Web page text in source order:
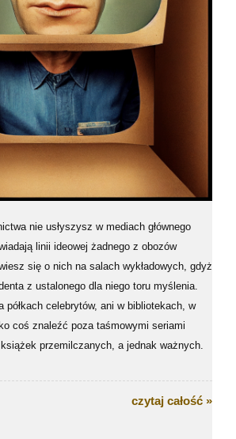
nie usłyszysz w mediach głównego
linii ideowej żadnego z obozów
się o nich na salach wykładowych, gdyż
z ustalonego dla niego toru myślenia.
półkach celebrytów, ani w bibliotekach, w
coś znaleźć poza taśmowymi seriami
przemilczanych, a jednak ważnych.
czytaj całość »